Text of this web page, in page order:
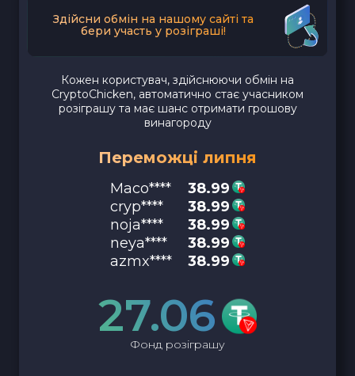
Здійсни обмін на нашому сайті та
бери участь у розіграші!
Кожен користувач, здійснюючи обмін на
CryptoChicken, автоматично стає учасником
розіграшу та має шанс отримати грошову
винагороду
Переможці липня
Maco****
38.99
cryp****
38.99
noja****
38.99
neya****
38.99
azmx****
38.99
27.06
Фонд розіграшу